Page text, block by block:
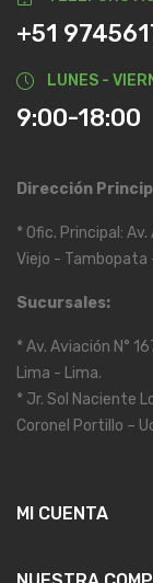
+51
LUNES -
9:00-18:00
Dirección
* Ofic. Principal:
Viejo - Tambopata
Sucursales:
* Av. Aviación N°
Lima - Lima.
* Jr. Sol Naciente
Coronel Portillo –
MI CUENTA